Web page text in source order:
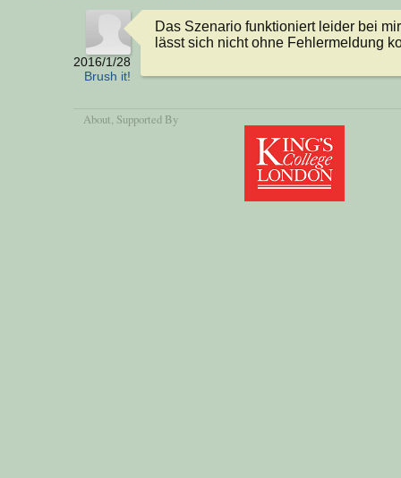
2016/1/28
Brush it!
Das Szenario funktioniert leider bei
lässt sich nicht ohne Fehlermeldung
About , Supported By